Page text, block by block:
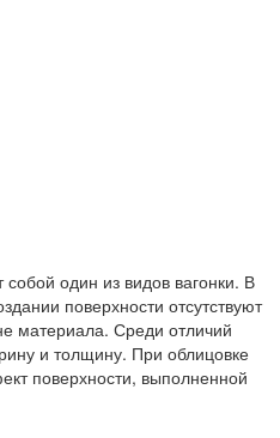
один из видов вагонки. В
поверхности отсутствуют
материала. Среди отличий
и толщину. При облицовке
поверхности, выполненной